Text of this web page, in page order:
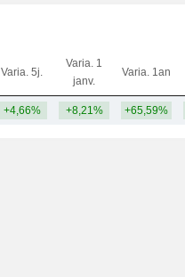
Varia. 5j.
Varia. 1
janv.
Varia. 1an
+4,66% +8,21% +65,59%